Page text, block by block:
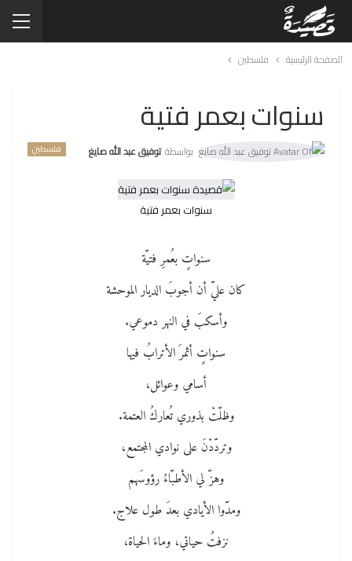
الصفحة الرئيسية فلسطين
سنوات بعمر فتية
فلسطين بواسطة توفيق عبد الله صايغ
سنوات بعمر فتية
سنواتٍ بعُمرِ فتيّة
كان عليّ أن أجوبَ الديار الموحشة
وأسكبَ في النهر دموعي.
سنواتٍ أثمرَ الأترابُ فيها
أسامي وعوائل،
وظلّتْ بذوري تُعاركُ العتمة.
وتردّدْنَ على نوادي المجتمع،
وهزّ لي الأطبّاءُ رؤوسَهم
ومدّوا الأيادي بعدَ طول علاج.
نزفتُ حياتي، وماءَ الحياة،